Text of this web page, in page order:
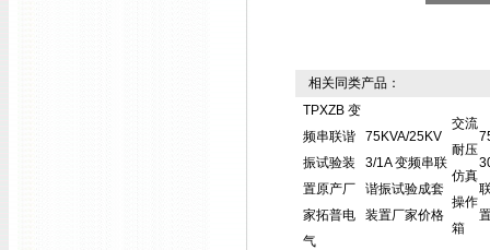
相关同类产品：
TPXZB 变
频串联谐
振试验装
置原产厂
家拓普电
气
75KVA/25KV
3/1A 变频串联
谐振试验成套
装置厂家价格
交流
耐压
仿真
操作
箱